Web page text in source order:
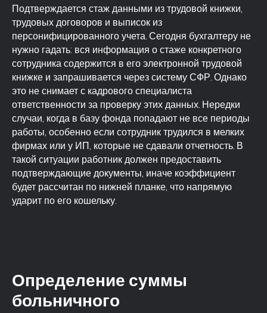
Подтверждается стаж данными из трудовой книжки,
трудовых договоров и выписок из
персонифицированного учета. Сегодня бухгалтеру не
нужно гадать: вся информация о стаже конкретного
сотрудника содержится в его электронной трудовой
книжке и запрашивается через систему СФР. Однако
это не снимает с кадрового специалиста
ответственности за проверку этих данных. Нередки
случаи, когда в базу фонда попадают не все периоды
работы, особенно если сотрудник трудился в мелких
фирмах или у ИП, которые не сдавали отчетность. В
такой ситуации работник должен предоставить
подтверждающие документы, иначе коэффициент
будет рассчитан по нижней планке, что напрямую
ударит по его кошельку.
Определение суммы
больничного